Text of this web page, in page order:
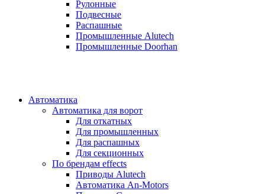
Рулонные
Подвесные
Распашные
Промышленные Alutech
Промышленные Doorhan
Автоматика
Автоматика для ворот
Для откатных
Для промышленных
Для распашных
Для секционных
По брендам effects
Приводы Alutech
Автоматика An-Motors